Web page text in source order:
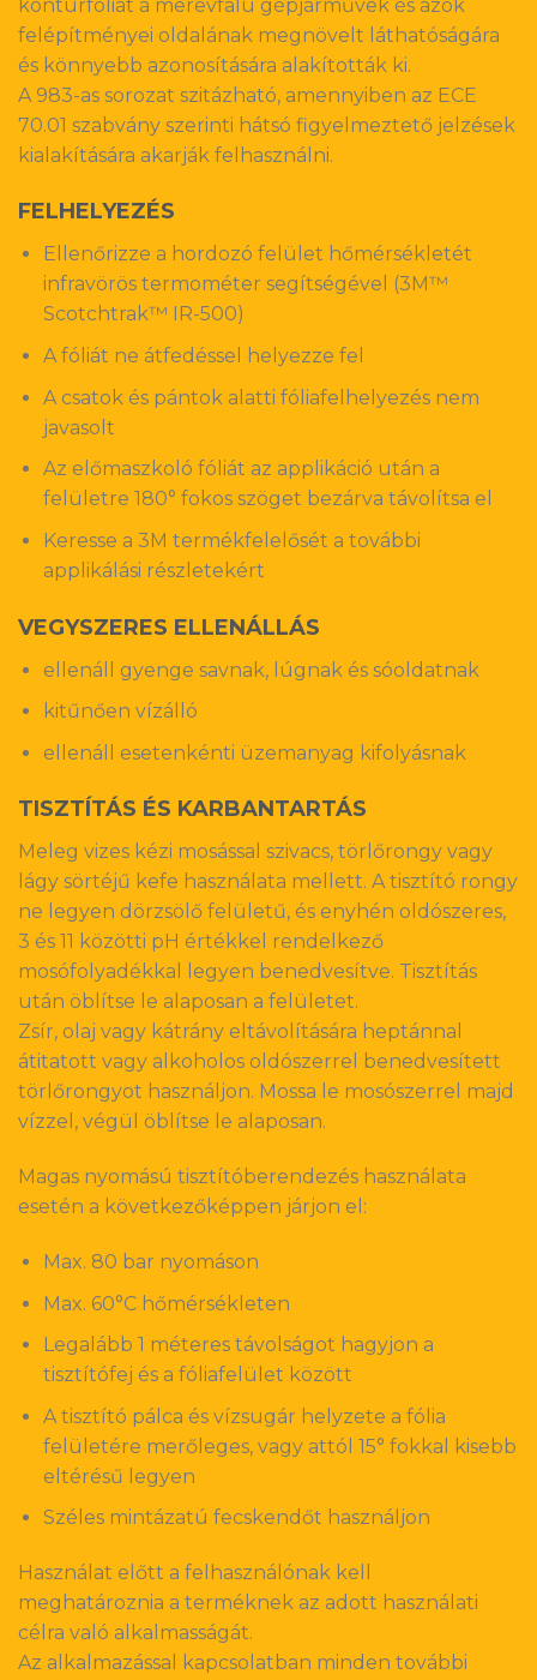
kontúrfóliát a merevfalú gépjárművek és azok
felépítményei oldalának megnövelt láthatóságára
és könnyebb azonosítására alakították ki.
A 983-as sorozat szitázható, amennyiben az ECE
70.01 szabvány szerinti hátsó figyelmeztető jelzések
kialakítására akarják felhasználni.
FELHELYEZÉS
Ellenőrizze a hordozó felület hőmérsékletét
infravörös termométer segítségével (3M™
Scotchtrak™ IR-500)
A fóliát ne átfedéssel helyezze fel
A csatok és pántok alatti fóliafelhelyezés nem
javasolt
Az előmaszkoló fóliát az applikáció után a
felületre 180° fokos szöget bezárva távolítsa el
Keresse a 3M termékfelelősét a további
applikálási részletekért
VEGYSZERES ELLENÁLLÁS
ellenáll gyenge savnak, lúgnak és sóoldatnak
kitűnően vízálló
ellenáll esetenkénti üzemanyag kifolyásnak
TISZTÍTÁS ÉS KARBANTARTÁS
Meleg vizes kézi mosással szivacs, törlőrongy vagy
lágy sörtéjű kefe használata mellett. A tisztító rongy
ne legyen dörzsölő felületű, és enyhén oldószeres,
3 és 11 közötti pH értékkel rendelkező
mosófolyadékkal legyen benedvesítve. Tisztítás
után öblítse le alaposan a felületet.
Zsír, olaj vagy kátrány eltávolítására heptánnal
átitatott vagy alkoholos oldószerrel benedvesített
törlőrongyot használjon. Mossa le mosószerrel majd
vízzel, végül öblítse le alaposan.
Magas nyomású tisztítóberendezés használata
esetén a következőképpen járjon el:
Max. 80 bar nyomáson
Max. 60°C hőmérsékleten
Legalább 1 méteres távolságot hagyjon a
tisztítófej és a fóliafelület között
A tisztító pálca és vízsugár helyzete a fólia
felületére merőleges, vagy attól 15° fokkal kisebb
eltérésű legyen
Széles mintázatú fecskendőt használjon
Használat előtt a felhasználónak kell
meghatároznia a terméknek az adott használati
célra való alkalmasságát.
Az alkalmazással kapcsolatban minden további